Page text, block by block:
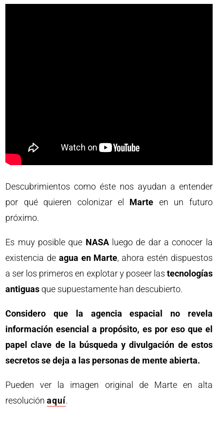
Descubrimientos como éste nos ayudan a entender
por qué quieren colonizar el Marte en un futuro
próximo.
Es muy posible que NASAluego de dar a conocer la
existencia de agua en Marte, ahora estén dispuestos
a ser los primeros en explotar y poseer las tecnologías
antiguas que supuestamente han descubierto.
Considero que la agencia espacial no revela
información esencial a propósito, es por eso que el
papel clave de la búsqueda y divulgación de estos
secretos se deja a las personas de mente abierta.
Pueden ver la imagen original de Marte en alta
resoluciónaquí.